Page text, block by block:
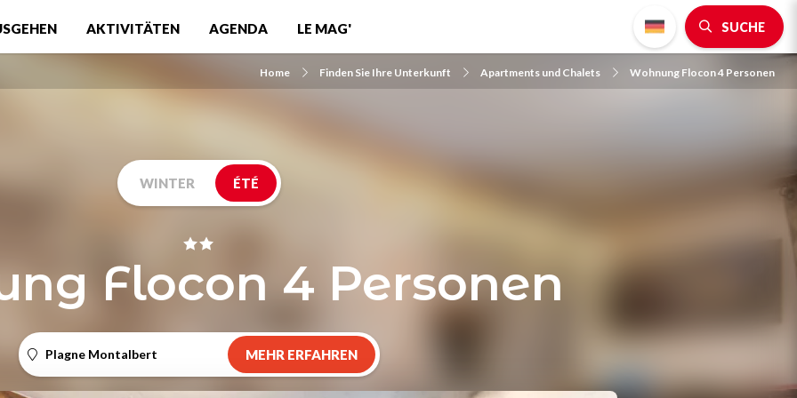
AKTIVITÄTEN AGENDA LE MAG' SUCHE
Home Finden Sie Ihre Unterkunft Apartments und Chalets Wohnung Flocon 4 Personen
WINTER ÉTÉ
Flocon 4 Personen
Plagne Montalbert MEHR ERFAHREN